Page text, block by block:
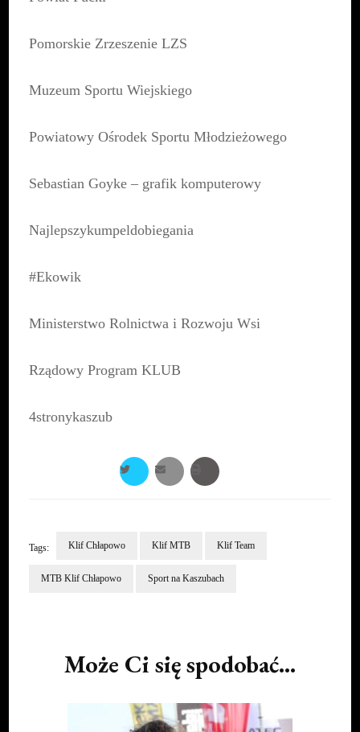
Pomorskie Zrzeszenie LZS
Muzeum Sportu Wiejskiego
Powiatowy Ośrodek Sportu Młodzieżowego
Sebastian Goyke – grafik komputerowy
Najlepszykumpeldobiegania
#Ekowik
Ministerstwo Rolnictwa i Rozwoju Wsi
Rządowy Program KLUB
4stronykaszub
Tags: Klif Chłapowo Klif MTB Klif Team
MTB Klif Chłapowo Sport na Kaszubach
Może Ci się spodobać...